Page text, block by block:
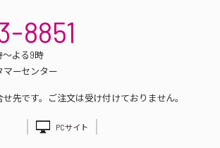
8851
～よる9時
マーセンター
先です。ご注文は受け付けておりません。
PCサイト